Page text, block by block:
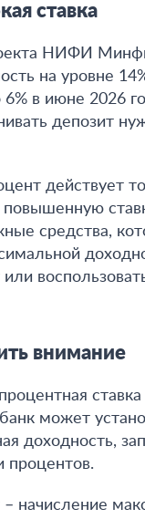
ставка
НИФИ
на уровне
в июне 2026
депозит
действует
средства,
внимание
банк может
доходность,
процентов.
начисление